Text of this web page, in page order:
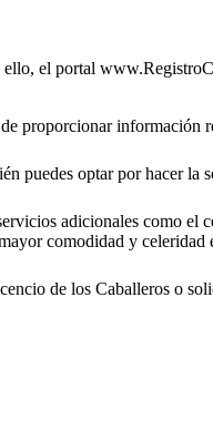
ello, el portal
proporcionar información
puedes optar por hacer la
adicionales como el
comodidad y celeridad
de los Caballeros o